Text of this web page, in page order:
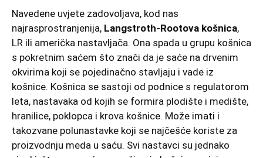
Navedene uvjete zadovoljava, kod nas
najrasprostranjenija, Langstroth-Rootova košnica,
LR ili američka nastavljača. Ona spada u grupu košnica
s pokretnim saćem što znači da je saće na drvenim
okvirima koji se pojedinačno stavljaju i vade iz
košnice. Košnica se sastoji od podnice s regulatorom
leta, nastavaka od kojih se formira plodište i medište,
hranilice, poklopca i krova košnice. Može imati i
takozvane polunastavke koji se najčešće koriste za
proizvodnju meda u saću. Svi nastavci su jednako